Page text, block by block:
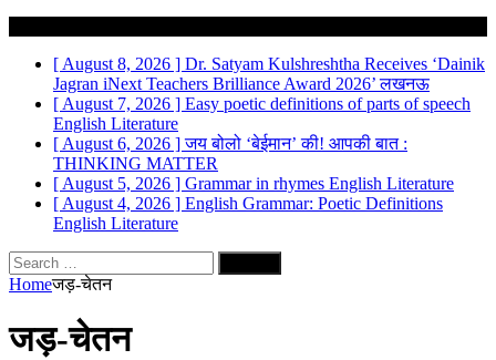
[ August 8, 2026 ] Dr. Satyam Kulshreshtha Receives ‘Dainik
Jagran iNext Teachers Brilliance Award 2026’लखनऊ
[ August 7, 2026 ] Easy poetic definitions of parts of speech
English Literature
[ August 6, 2026 ]जय बोलो ‘बेईमान’ की! आपकी बात :
THINKING MATTER
[ August 5, 2026 ] Grammar in rhymes English Literature
[ August 4, 2026 ] English Grammar: Poetic Definitions
English Literature
Search
for:
Homeजड़-चेतन
जड़-चेतन